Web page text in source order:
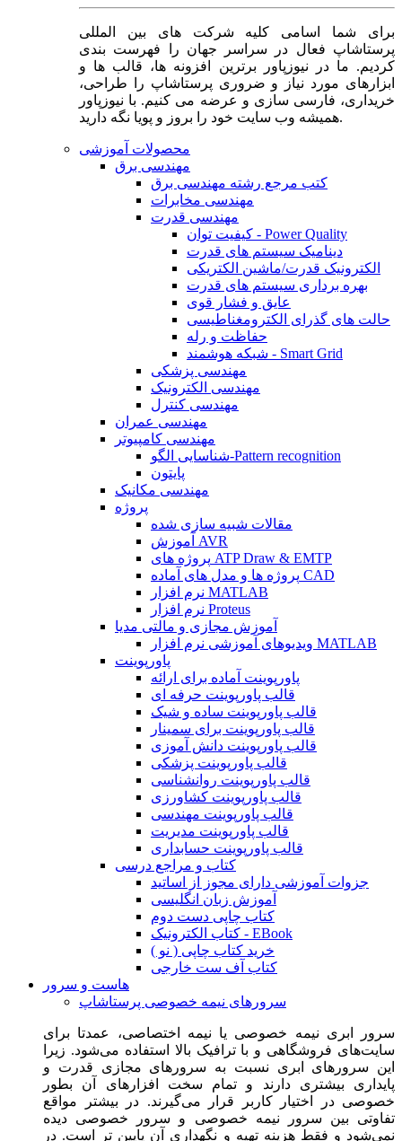
برای شما اسامی کلیه شرکت های بین المللی
پرستاشاپ فعال در سراسر جهان را فهرست بندی
کردیم. ما در نیوزپاور برترین افزونه ها، قالب ها و
ابزارهای مورد نیاز و ضروری پرستاشاپ را طراحی،
خریداری، فارسی سازی و عرضه می کنیم. با نیوزپاور
همیشه وب سایت خود را بروز و پویا نگه دارید.
محصولات آموزشی
مهندسی برق
کتب مرجع رشته مهندسی برق
مهندسی مخابرات
مهندسی قدرت
کیفیت توان - Power Quality
دینامیک سیستم های قدرت
الکترونیک قدرت/ماشین الکتریکی
بهره برداری سیستم های قدرت
عایق و فشار قوی
حالت های گذرای الکترومغناطیسی
حفاظت و رله
شبکه هوشمند - Smart Grid
مهندسی پزشکی
مهندسی الکترونیک
مهندسی کنترل
مهندسی عمران
مهندسی کامپیوتر
شناسایی الگو-Pattern recognition
پایتون
مهندسی مکانیک
پروژه
مقالات شبیه سازی شده
آموزش AVR
پروژه های ATP Draw & EMTP
پروژه ها و مدل های آماده CAD
نرم افزار MATLAB
نرم افزار Proteus
آموزش مجازی و مالتی مدیا
ویدیوهای آموزشی نرم افزار MATLAB
پاورپوینت
پاورپوینت آماده برای ارائه
قالب پاورپوینت حرفه ای
قالب پاورپوینت ساده و شیک
قالب پاورپوینت برای سمینار
قالب پاورپوینت دانش آموزی
قالب پاورپوینت پزشکی
قالب پاورپوینت روانشناسی
قالب پاورپوینت کشاورزی
قالب پاورپوینت مهندسی
قالب پاورپوینت مدیریت
قالب پاورپوینت حسابداری
کتاب و مراجع درسی
جزوات آموزشی دارای مجوز از اساتید
آموزش زبان انگلیسی
کتاب چاپی دست دوم
کتاب الکترونیک - EBook
خرید کتاب چاپی ( نو )
کتاب آف ست خارجی
هاست و سرور
سرورهای نیمه خصوصی پرستاشاپ
سرور ابری نیمه خصوصی یا نیمه اختصاصی، عمدتا برای
سایت‌های فروشگاهی و با ترافیک بالا استفاده می‌شود. زیرا
این سرورهای ابری نسبت به سرورهای مجازی قدرت و
پایداری بیشتری دارند و تمام سخت افزارهای آن بطور
خصوصی در اختیار کاربر قرار می‌گیرند. در بیشتر مواقع
تفاوتی بین سرور نیمه خصوصی و سرور خصوصی دیده
نمی‌شود و فقط هزینه تهیه و نگهداری آن پایین تر است. در